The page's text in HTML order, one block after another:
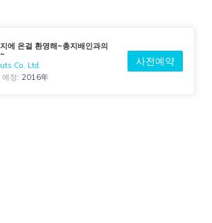
에 온걸 환영해~총지배인과의
Co. Ltd.
예정: 2016年
사전예약